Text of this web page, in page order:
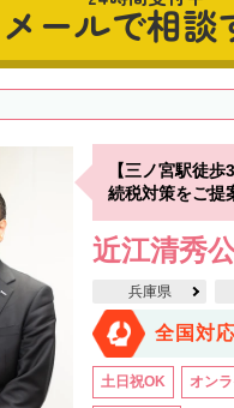
メールで相談
【三ノ宮駅徒
続税対策をご提
近江清秀
兵庫県
全国対応
土日祝OK オン